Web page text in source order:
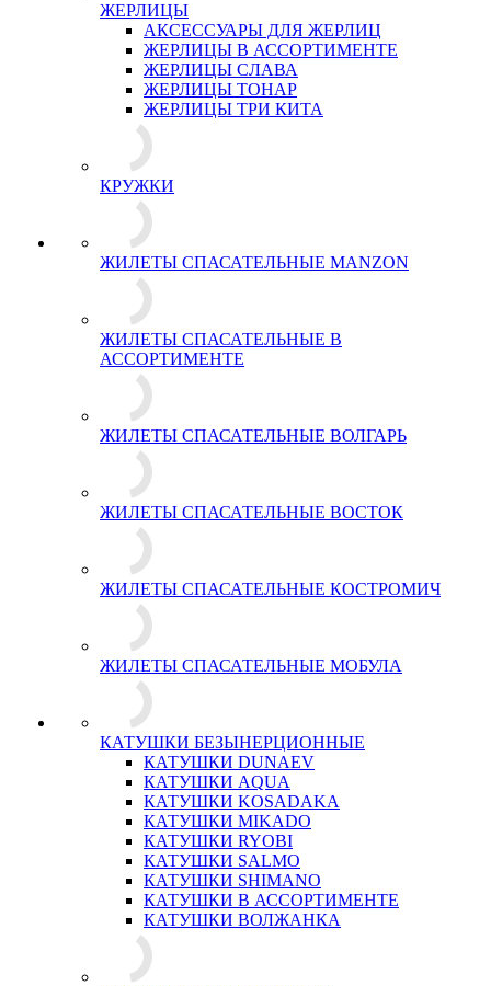
ЖЕРЛИЦЫ
АКСЕССУАРЫ ДЛЯ ЖЕРЛИЦ
ЖЕРЛИЦЫ В АССОРТИМЕНТЕ
ЖЕРЛИЦЫ СЛАВА
ЖЕРЛИЦЫ ТОНАР
ЖЕРЛИЦЫ ТРИ КИТА
КРУЖКИ
ЖИЛЕТЫ СПАСАТЕЛЬНЫЕ MANZON
ЖИЛЕТЫ СПАСАТЕЛЬНЫЕ В
АССОРТИМЕНТЕ
ЖИЛЕТЫ СПАСАТЕЛЬНЫЕ ВОЛГАРЬ
ЖИЛЕТЫ СПАСАТЕЛЬНЫЕ ВОСТОК
ЖИЛЕТЫ СПАСАТЕЛЬНЫЕ КОСТРОМИЧ
ЖИЛЕТЫ СПАСАТЕЛЬНЫЕ МОБУЛА
КАТУШКИ БЕЗЫНЕРЦИОННЫЕ
КАТУШКИ DUNAEV
КАТУШКИ AQUA
КАТУШКИ KOSADAKA
КАТУШКИ MIKADO
КАТУШКИ RYOBI
КАТУШКИ SALMO
КАТУШКИ SHIMANO
КАТУШКИ В АССОРТИМЕНТЕ
КАТУШКИ ВОЛЖАНКА